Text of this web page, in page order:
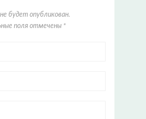
будет опубликован.
поля отмечены *